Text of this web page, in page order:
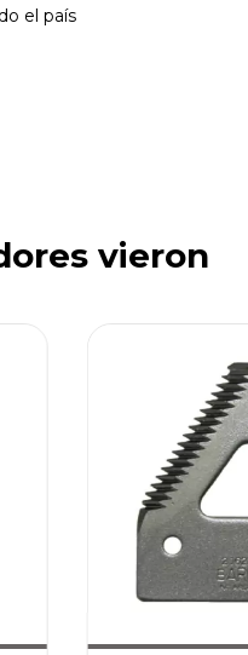
el país
vieron